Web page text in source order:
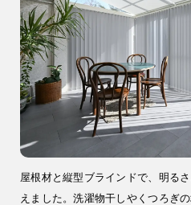
屋根材と縦型ブラインドで、明る
えました。洗濯物干しやくつろぎ
注文住宅
0120-70-
リフォーム
0120-37-
アフターメンテナンス
営業時間 9時〜17時（
04-2950-